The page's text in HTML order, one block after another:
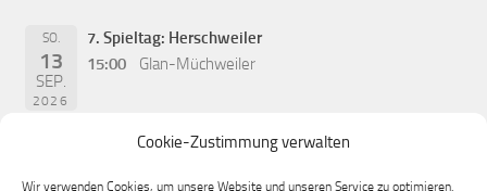
Cookie-Zustimmung verwalten
Wir verwenden Cookies, um unsere Website und unseren Service zu optimieren.
SO.
13
SEP.
2026
7. Spieltag: Herschweiler
15:00
Glan-Müchweiler